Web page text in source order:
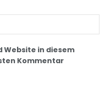
Website in diesem
Kommentar